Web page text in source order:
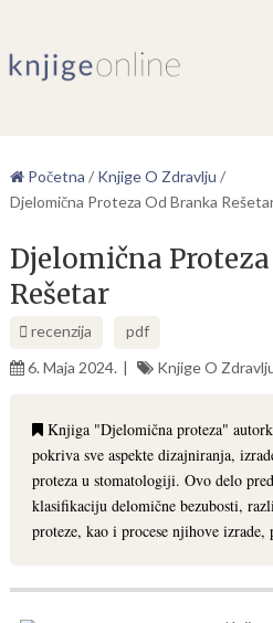
Početna / Knjige O Zdravlju /
Djelomična Proteza Od Branka
Djelomična
Rešetar
recenzija
pdf
6. Maja 2024.
Knjige O
Knjiga "Djelomična proteza"
pokriva sve aspekte dizajniranja,
proteza u stomatologiji. Ovo delo
klasifikaciju delomične bezubosti,
proteze, kao i procese njihove izrade,